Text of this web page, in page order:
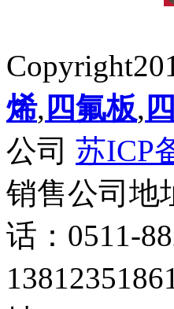
烯, 四氟板,
公司 苏ICP
销售公司地
话：0511-